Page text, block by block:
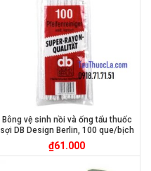
Bông vệ sinh nồi và ống tẩu thuốc
sợi DB Design Berlin, 100 que/bịch
₫61.000